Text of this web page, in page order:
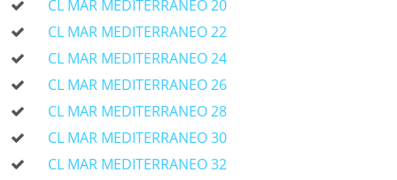
CL MAR MEDITERRANEO 20
CL MAR MEDITERRANEO 22
CL MAR MEDITERRANEO 24
CL MAR MEDITERRANEO 26
CL MAR MEDITERRANEO 28
CL MAR MEDITERRANEO 30
CL MAR MEDITERRANEO 32